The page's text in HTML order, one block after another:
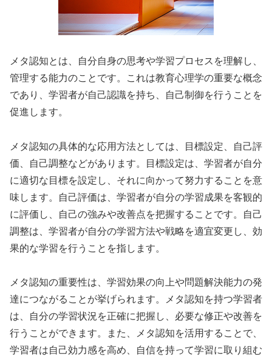
メタ認知とは、自分自身の思考や学習プロセスを理解し、
管理する能力のことです。これは教育心理学の重要な概念
であり、学習者が自己認識を持ち、自己制御を行うことを
促進します。
メタ認知の具体的な応用方法としては、目標設定、自己評
価、自己調整などがあります。目標設定は、学習者が自分
に適切な目標を設定し、それに向かって努力することを意
味します。自己評価は、学習者が自分の学習成果を客観的
に評価し、自己の強みや改善点を把握することです。自己
調整は、学習者が自分の学習方法や戦略を適宜変更し、効
果的な学習を行うことを指します。
メタ認知の重要性は、学習効果の向上や問題解決能力の発
達につながることが挙げられます。メタ認知を持つ学習者
は、自分の学習状況を正確に把握し、必要な修正や改善を
行うことができます。また、メタ認知を活用することで、
学習者は自己効力感を高め、自信を持って学習に取り組む